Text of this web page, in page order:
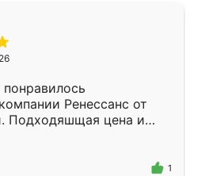
Ренессанс от
Подходяшщая цена и
Приехавший
Владислав
эскизу самый
1